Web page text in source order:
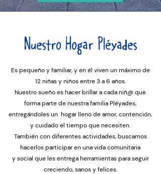
Nuestro Hogar Pléyades
Es pequeño y familiar, y en él viven un máximo de
12 niñas y niños entre 3 a 6 años.
Nuestro sueño es hacer brillar a cada niñ@ que
forma parte de nuestra familia Pléyades,
entregándoles un hogar lleno de amor, contención,
y cuidado el tiempo que necesiten.
También con diferentes actividades, buscamos
hacerlos participar en una vida comunitaria
y social que les entrega herramientas para seguir
creciendo, sanos y felices.